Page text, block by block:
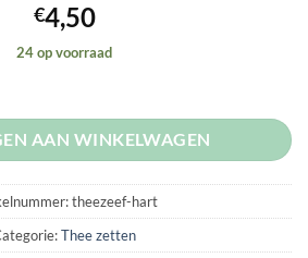
€4,50
24 op voorraad
AAN WINKELWAGEN
theezeef-hart
Thee zetten